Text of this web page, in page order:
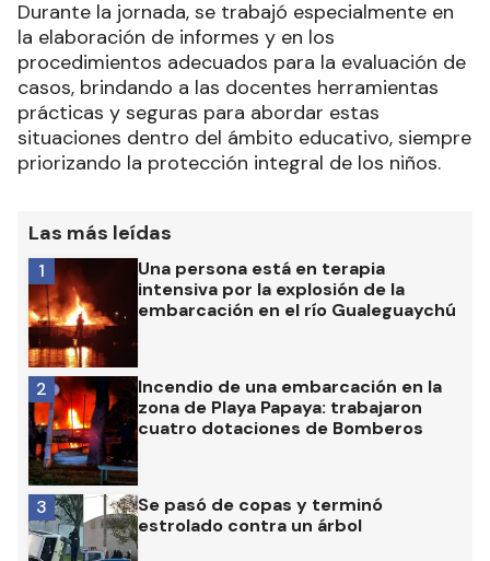
Durante la jornada, se trabajó especialmente en
la elaboración de informes y en los
procedimientos adecuados para la evaluación de
casos, brindando a las docentes herramientas
prácticas y seguras para abordar estas
situaciones dentro del ámbito educativo, siempre
priorizando la protección integral de los niños.
Las más leídas
Una persona está en terapia
intensiva por la explosión de la
embarcación en el río Gualeguaychú
1
Incendio de una embarcación en la
zona de Playa Papaya: trabajaron
cuatro dotaciones de Bomberos
2
Se pasó de copas y terminó
estrolado contra un árbol
3